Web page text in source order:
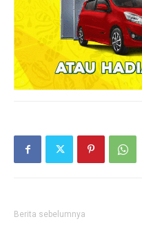
Berita sebelumnya